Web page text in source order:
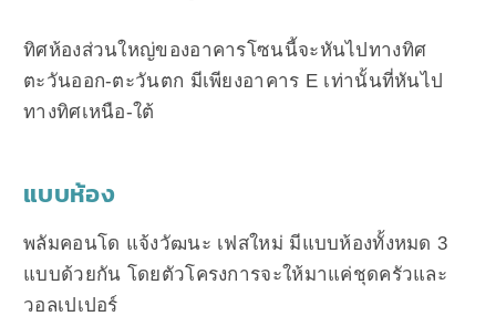
ทิศห้องส่วนใหญ่ของอาคารโซนนี้จะหันไปทางทิศ
ตะวันออก-ตะวันตก มีเพียงอาคาร E เท่านั้นที่หันไป
ทางทิศเหนือ-ใต้
แบบห้อง
พลัมคอนโด แจ้งวัฒนะ เฟสใหม่ มีแบบห้องทั้งหมด 3
แบบด้วยกัน โดยตัวโครงการจะให้มาแค่ชุดครัวและ
วอลเปเปอร์